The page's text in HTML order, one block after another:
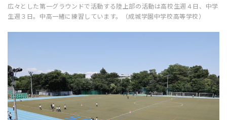
広々とした第一グラウンドで活動する陸上部の活動は高校生週４日、中学
生週３日。中高一緒に練習しています。（成城学園中学校高等学校）